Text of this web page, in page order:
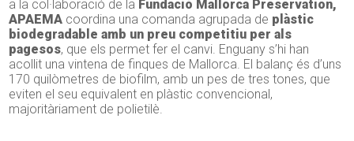
a la col·laboració de la Fundació Mallorca Preservation,
APAEMA coordina una comanda agrupada de plàstic
biodegradable amb un preu competitiu per als
pagesos, que els permet fer el canvi. Enguany s’hi han
acollit una vintena de finques de Mallorca. El balanç és d’uns
170 quilòmetres de biofilm, amb un pes de tres tones, que
eviten el seu equivalent en plàstic convencional,
majoritàriament de polietilè.